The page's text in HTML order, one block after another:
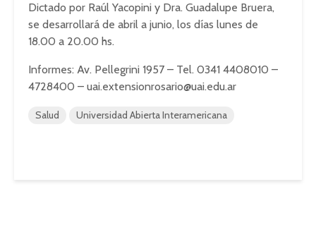
Dictado por Raúl Yacopini y Dra. Guadalupe Bruera,
se desarrollará de abril a junio, los días lunes de
18.00 a 20.00 hs.
Informes: Av. Pellegrini 1957 – Tel. 0341 4408010 –
4728400 – uai.extensionrosario@uai.edu.ar
Salud Universidad Abierta Interamericana